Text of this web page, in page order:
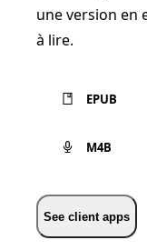
une version en
à lire.
EPUB
M4B
See client apps